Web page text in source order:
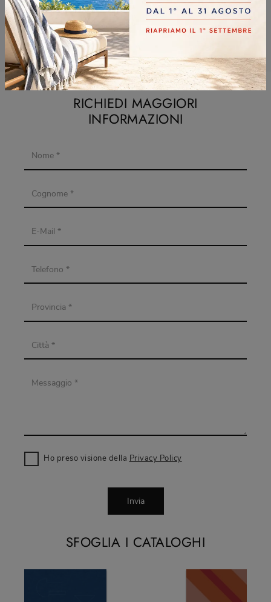
Negozio Di Tappeti A Sesto San Giovanni
Negozio Di Tappeti A Vimercate
SFOGLIA I CATALOGHI
RICHIEDI MAGGIORI
INFORMAZIONI
Ho preso visione della Privacy Policy
Invia